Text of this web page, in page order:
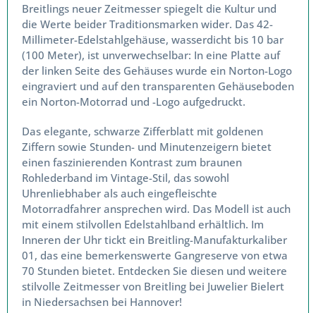
Breitlings neuer Zeitmesser spiegelt die Kultur und
die Werte beider Traditionsmarken wider. Das 42-
Millimeter-Edelstahlgehäuse, wasserdicht bis 10 bar
(100 Meter), ist unverwechselbar: In eine Platte auf
der linken Seite des Gehäuses wurde ein Norton-
Logo eingraviert und auf den transparenten
Gehäuseboden ein Norton-Motorrad und -Logo
Das elegante, schwarze Zifferblatt mit goldenen
Ziffern sowie Stunden- und Minutenzeigern bietet
einen faszinierenden Kontrast zum braunen
Rohlederband im Vintage-Stil, das sowohl
Uhrenliebhaber als auch eingefleischte
Motorradfahrer ansprechen wird. Das Modell ist
auch mit einem stilvollen Edelstahlband erhältlich.
Im Inneren der Uhr tickt ein Breitling-
Manufakturkaliber 01, das eine bemerkenswerte
Gangreserve von etwa 70 Stunden bietet.
Entdecken Sie diesen und weitere stilvolle